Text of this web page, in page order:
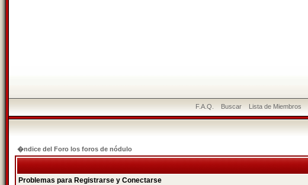
F.A.Q. Buscar Lista de Miembros
�ndice del Foro los foros de nódulo
Problemas para Registrarse y Conectarse